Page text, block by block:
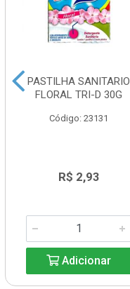
PASTILHA SANITARIO
FLORAL TRI-D 30G
Código: 23131
R$ 2,93
Adicionar